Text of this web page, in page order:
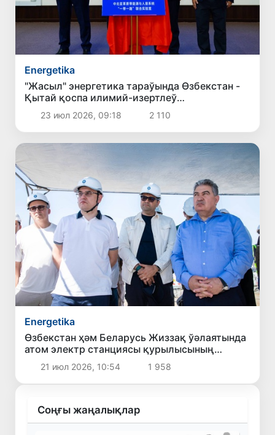
Energetika
"Жасыл" энергетика тараўында Өзбекстан -
Қытай қоспа илимий-изертлеў
лабораториясы ашылды
23 июл 2026, 09:18 2 110
Energetika
Өзбекстан ҳәм Беларусь Жиззақ ўәлаятында
атом электр станциясы қурылысының
барысын додалады
21 июл 2026, 10:54 1 958
Соңғы жаңалықлар